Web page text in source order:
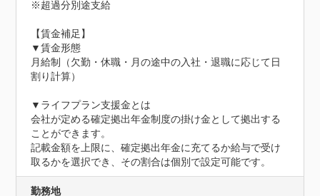
※超過分別途支給
【賃金補足】
▼賃金形態
月給制（欠勤・休職・月の途中の入社・退職に応じて日
割り計算）
▼ライフプラン支援金とは
会社が定める確定拠出年金制度の掛け金として拠出する
ことができます。
記載金額を上限に、確定拠出年金に充てるか給与で受け
取るかを選択でき、その割合は個別で設定可能です。
勤務地